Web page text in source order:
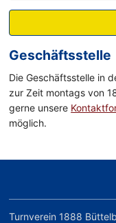
Geschäftsstelle
Die Geschäftsstelle in
zur Zeit montags von
gerne unsere
möglich.
Turnverein 1888